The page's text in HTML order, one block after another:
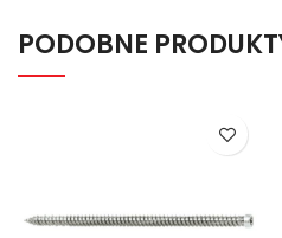
PODOBNE